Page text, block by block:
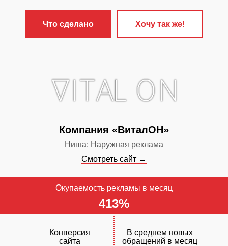
✓
поисковых
Что сделано Хочу так же!
Компания «ВиталОН»
Ниша: Наружная реклама
Конверсия
сайта
В среднем новых
обращений в месяц
Окупаемость рекламы в месяц
413%
Смотреть сайт →